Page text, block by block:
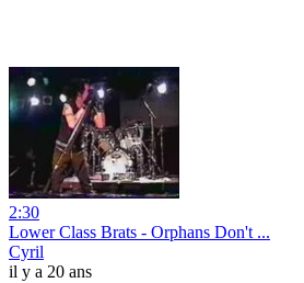
2:30
Lower Class Brats - Orphans Don't ...
Cyril
il y a 20 ans